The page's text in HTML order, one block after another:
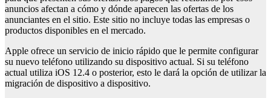
anuncios afectan a cómo y dónde aparecen las ofertas de los
anunciantes en el sitio. Este sitio no incluye todas las empresas o
productos disponibles en el mercado.
Apple ofrece un servicio de inicio rápido que le permite configurar
su nuevo teléfono utilizando su dispositivo actual. Si su teléfono
actual utiliza iOS 12.4 o posterior, esto le dará la opción de utilizar la
migración de dispositivo a dispositivo.